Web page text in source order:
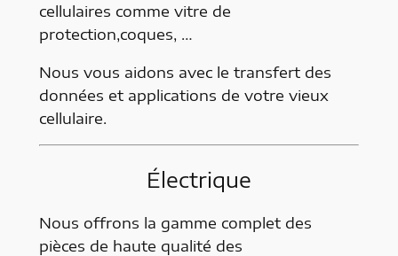
cellulaires comme vitre de
protection,coques, …
Nous vous aidons avec le transfert des
données et applications de votre vieux
cellulaire.
Électrique
Nous offrons la gamme complet des
pièces de haute qualité des